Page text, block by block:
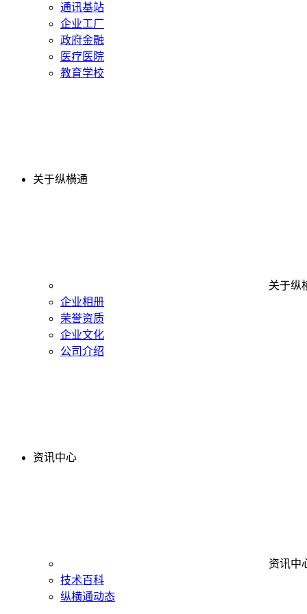
通讯基站
企业工厂
政府金融
医疗医院
教育学校
关于纵横通
关于纵
企业相册
荣誉资质
企业文化
公司介绍
资讯中心
资讯中
技术百科
纵横通动态